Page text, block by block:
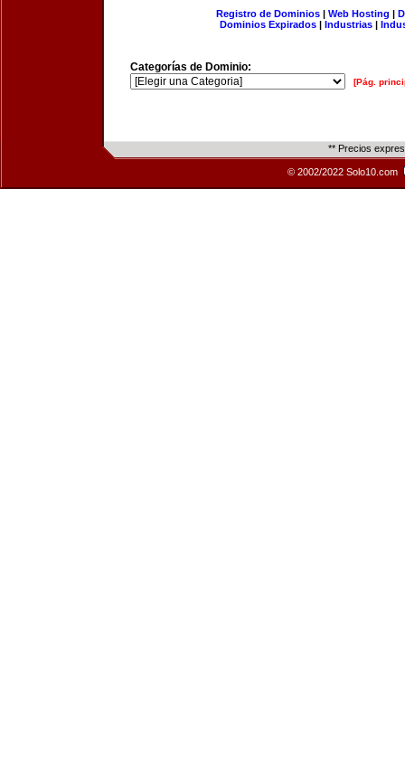
Registro de Dominios| Web Hosting |
Dominios Expirados | Industrias |
Categorías de Dominio:
[Pág.
** Precios
© 2002/2022 Solo10.com